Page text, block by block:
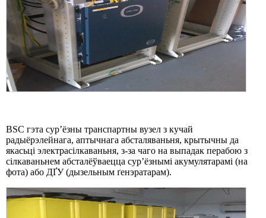
BSC гэта сур’ёзны транспартны вузел з кучай
радыёрэлейнага, аптычнага абсталяваньня, крытычны да
якасьці электрасілкаваньня, з-за чаго на выпадак перабою з
сілкаваньнем абсталёўваецца сур’ёзнымі акумулятарамі (на
фота) або ДҐУ (дызельным ґенэратарам).